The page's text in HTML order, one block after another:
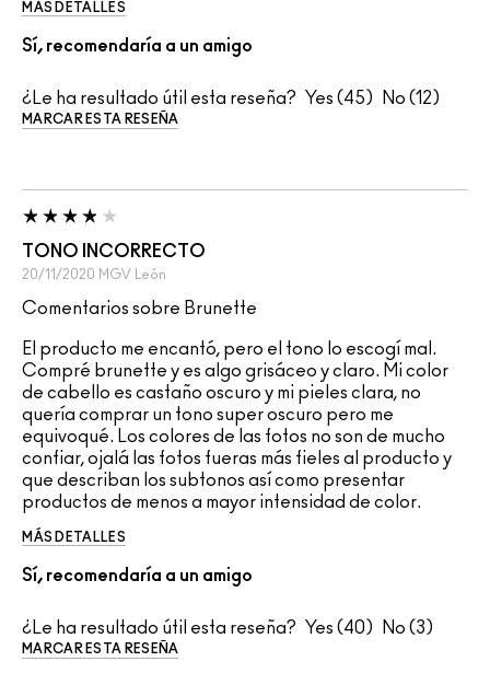
MÁS DETALLES
Sí, recomendaría a un amigo
¿Le ha resultado útil esta reseña? 45 12
MARCAR ESTA RESEÑA
TONO INCORRECTO
20/11/2020 MGV León
Comentarios sobre Brunette
El producto me encantó, pero el tono lo escogí mal.
Compré brunette y es algo grisáceo y claro. Mi color
de cabello es castaño oscuro y mi pieles clara, no
quería comprar un tono super oscuro pero me
equivoqué. Los colores de las fotos no son de mucho
confiar, ojalá las fotos fueras más fieles al producto y
que describan los subtonos así como presentar
productos de menos a mayor intensidad de color.
MÁS DETALLES
Sí, recomendaría a un amigo
¿Le ha resultado útil esta reseña? 40 3
MARCAR ESTA RESEÑA